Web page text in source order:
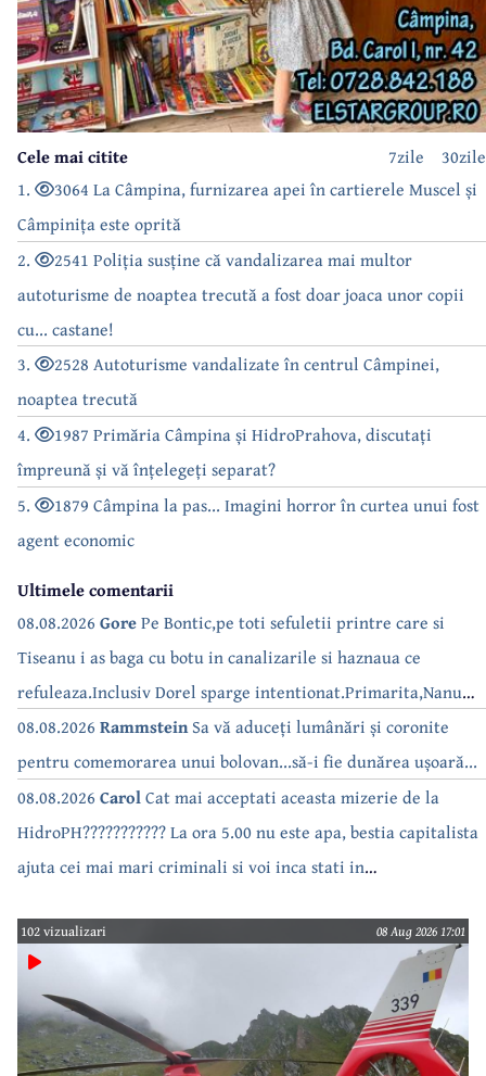
30zile
7zile
Cele mai citite
1.
3064 La Câmpina, furnizarea apei în cartierele Muscel și
Câmpinița este oprită
2.
2541 Poliția susține că vandalizarea mai multor
autoturisme de noaptea trecută a fost doar joaca unor copii
cu... castane!
3.
2528 Autoturisme vandalizate în centrul Câmpinei,
noaptea trecută
4.
1987 Primăria Câmpina și HidroPrahova, discutați
împreună și vă înțelegeți separat?
5.
1879 Câmpina la pas... Imagini horror în curtea unui fost
agent economic
Ultimele comentarii
08.08.2026 GorePe Bontic,pe toti sefuletii printre care si
Tiseanu i as baga cu botu in canalizarile si haznaua ce
refuleaza.Inclusiv Dorel sparge intentionat.Primarita,Nanu
bea apa de la robinet.Asta as intreba o si pe Izabel Mitrea
08.08.2026 RammsteinSa vă aduceți lumânări și coronite
pentru comemorarea unui bolovan...să-i fie dunărea ușoară...
08.08.2026 CarolCat mai acceptati aceasta mizerie de la
HidroPH??????????? La ora 5.00 nu este apa, bestia capitalista
ajuta cei mai mari criminali si voi inca stati in
102 vizualizari 08 Aug 2026 17:01